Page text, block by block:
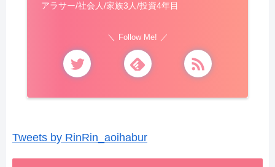
アラサー/社会人/家族3人/投資4年目
Follow Me!
Tweets by RinRin_aoihabur